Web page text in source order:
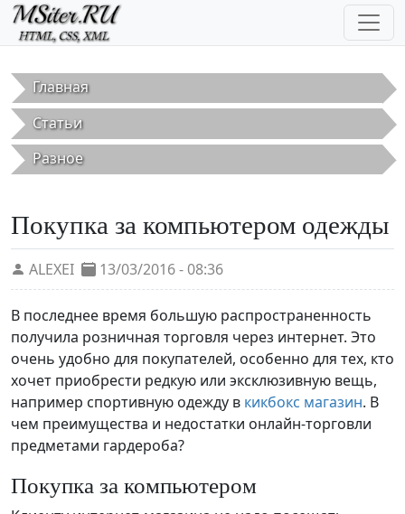
Перейти к основному содержанию
Главная
Статьи
Разное
Покупка за компьютером одежды
ALEXEI 13/03/2016 - 08:36
В последнее время большую распространенность
получила розничная торговля через интернет. Это
очень удобно для покупателей, особенно для тех, кто
хочет приобрести редкую или эксклюзивную вещь,
например спортивную одежду в кикбокс магазин. В
чем преимущества и недостатки онлайн-торговли
предметами гардероба?
Покупка за компьютером